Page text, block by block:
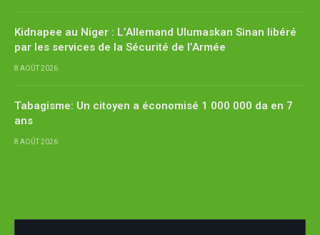
Kidnapee au Niger : L’Allemand Ulumaskan Sinan libéré
par les services de la Sécurité de l’Armée
8 AOÛT 2026
Tabagisme: Un citoyen a économisé 1 000 000 da en 7
ans
8 AOÛT 2026